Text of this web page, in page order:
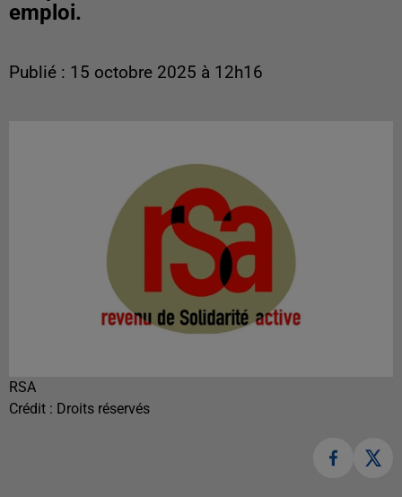
emploi.
Publié : 15 octobre 2025 à 12h16
RSA
Crédit : Droits réservés